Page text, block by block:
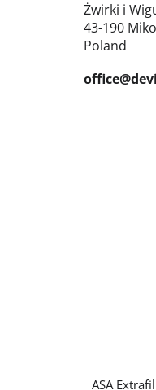
ASA
Żwirki i
43-190
Poland